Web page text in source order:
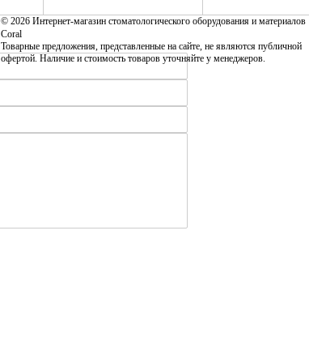
© 2026 Интернет-магазин стоматологического оборудования и материалов
Coral
Товарные предложения, представленные на сайте, не являются публичной
офертой. Наличие и стоимость товаров уточняйте у менеджеров.